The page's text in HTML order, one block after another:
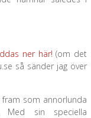
ner här!(om det
så sänder jag över
som annorlunda
Med sin speciella